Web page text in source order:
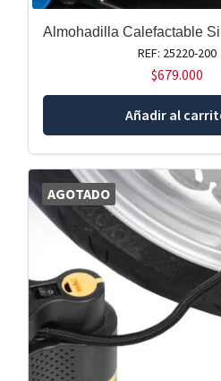
Almohadilla Calefactable
REF: 25220-200
$679.000
Añadir al
AGOTADO